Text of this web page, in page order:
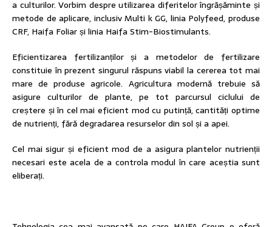
a culturilor. Vorbim despre utilizarea diferitelor îngrășăminte și
metode de aplicare, inclusiv Multi k GG, linia Polyfeed, produse
CRF, Haifa Foliar și linia Haifa Stim-Biostimulants.
Eficientizarea fertilizanților și a metodelor de fertilizare
constituie în prezent singurul răspuns viabil la cererea tot mai
mare de produse agricole. Agricultura modernă trebuie să
asigure culturilor de plante, pe tot parcursul ciclului de
creștere și în cel mai eficient mod cu putință, cantități optime
de nutrienți, fără degradarea resurselor din sol și a apei.
Cel mai sigur și eficient mod de a asigura plantelor nutrienții
necesari este acela de a controla modul în care aceștia sunt
eliberați.